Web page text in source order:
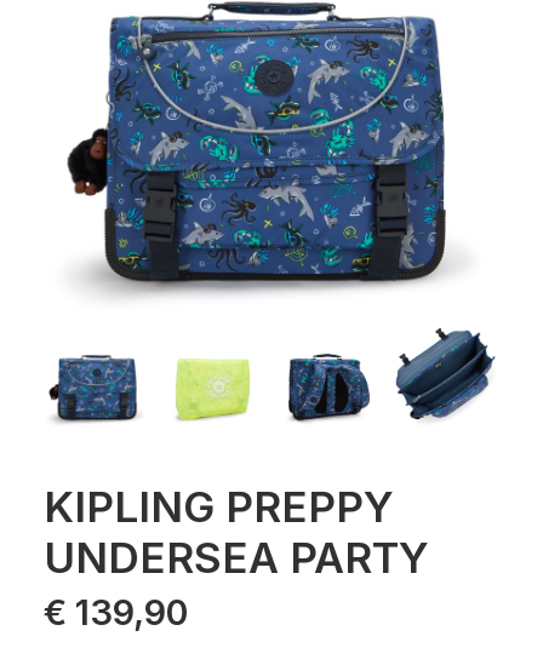
KIPLING PREPPY
UNDERSEA PARTY
€ 139,90